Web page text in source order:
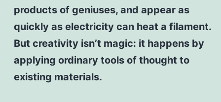
products of geniuses, and appear as
quickly as electricity can heat a filament.
But creativity isn’t magic: it happens by
applying ordinary tools of thought to
existing materials.